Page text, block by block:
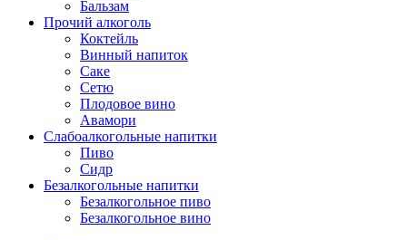
Бальзам
Прочий алкоголь
Коктейль
Винный напиток
Саке
Сетю
Плодовое вино
Авамори
Слабоалкогольные напитки
Пиво
Сидр
Безалкогольные напитки
Безалкогольное пиво
Безалкогольное вино